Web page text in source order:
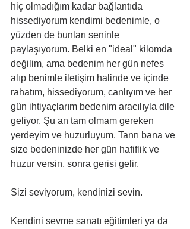
hiç olmadığım kadar bağlantıda
hissediyorum kendimi bedenimle, o
yüzden de bunları seninle
paylaşıyorum. Belki en "ideal" kilomda
değilim, ama bedenim her gün nefes
alıp benimle iletişim halinde ve içinde
rahatım, hissediyorum, canlıyım ve her
gün ihtiyaçlarım bedenim aracılıyla dile
geliyor. Şu an tam olmam gereken
yerdeyim ve huzurluyum. Tanrı bana ve
size bedeninizde her gün hafiflik ve
huzur versin, sonra gerisi gelir.
Sizi seviyorum, kendinizi sevin.
Kendini sevme sanatı eğitimleri ya da